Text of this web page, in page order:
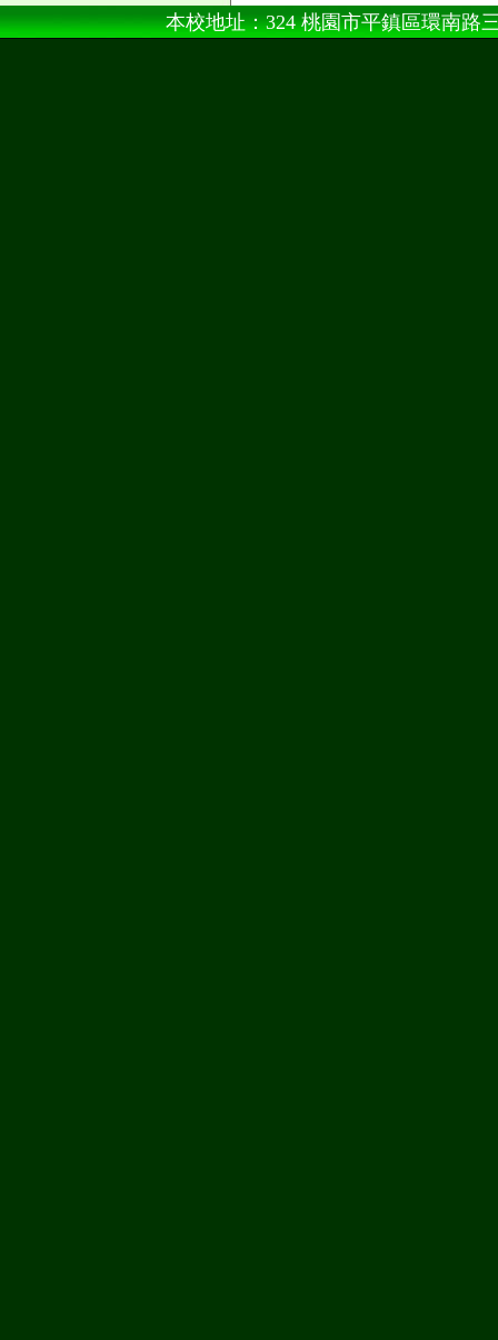
本校地址：324 桃園市平鎮區環南路